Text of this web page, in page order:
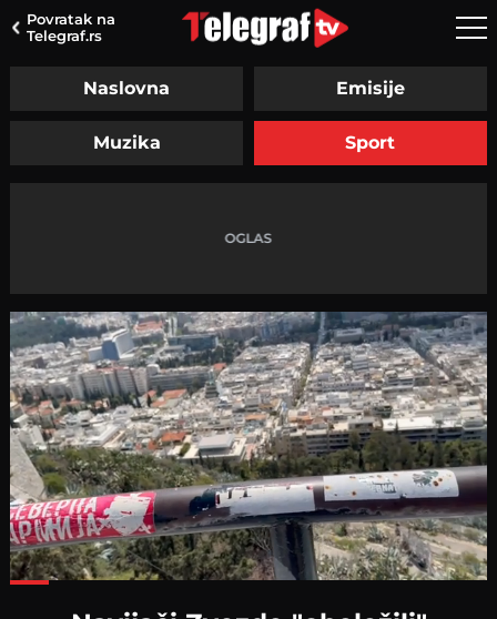
Povratak na
Telegraf.rs
Naslovna Emisije
Muzika Sport